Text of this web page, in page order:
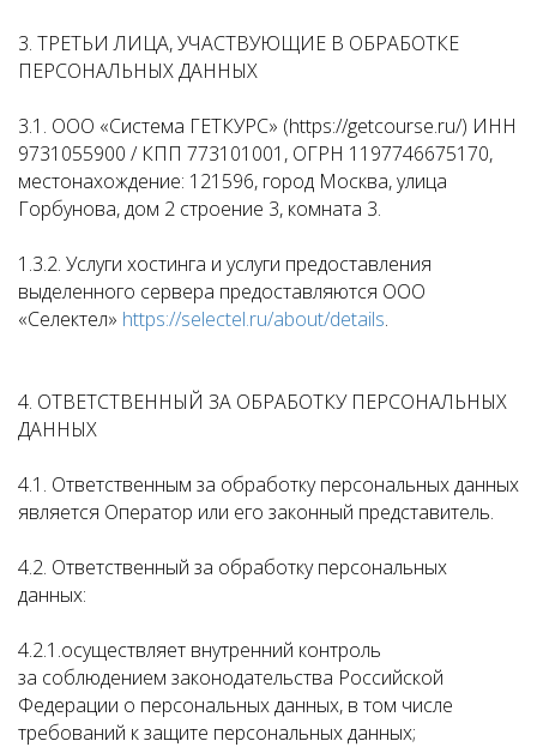
3. ТРЕТЬИ ЛИЦА, УЧАСТВУЮЩИЕ В ОБРАБОТКЕ
ПЕРСОНАЛЬНЫХ ДАННЫХ
3.1. ООО «Система ГЕТКУРС» (https://getcourse.ru/) ИНН
9731055900 / КПП 773101001, ОГРН 1197746675170,
местонахождение: 121596, город Москва, улица
Горбунова, дом 2 строение 3, комната 3.
1.3.2. Услуги хостинга и услуги предоставления
выделенного сервера предоставляются ООО
«Селектел» https://selectel.ru/about/details.
4. ОТВЕТСТВЕННЫЙ ЗА ОБРАБОТКУ ПЕРСОНАЛЬНЫХ
ДАННЫХ
4.1. Ответственным за обработку персональных данных
является Оператор или его законный представитель.
4.2. Ответственный за обработку персональных
данных:
4.2.1.осуществляет внутренний контроль
за соблюдением законодательства Российской
Федерации о персональных данных, в том числе
требований к защите персональных данных;